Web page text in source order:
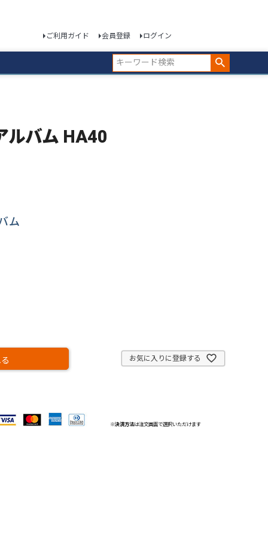
ご利用ガイド 会員登録 ログイン
ルバム HA40
ム
お気に入りに登録する
※決済方法は注文画面で選択いただけます